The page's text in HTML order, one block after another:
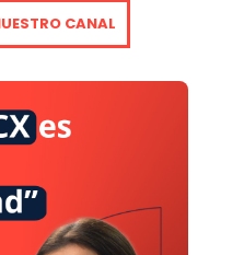
para
los
madurez de
cada
CANAL